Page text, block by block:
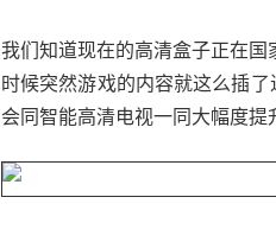
我们知道现在的高清盒子正在
时候突然游戏的内容就这么插
会同智能高清电视一同大幅度提